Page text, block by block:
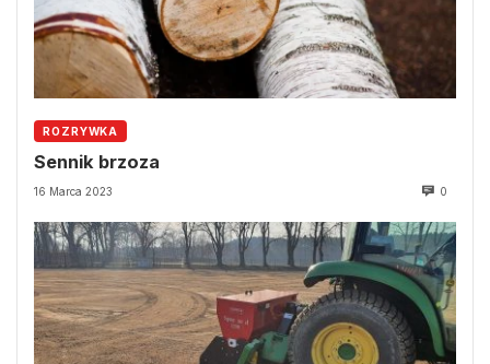
ROZRYWKA
Sennik brzoza
16 Marca 2023 0